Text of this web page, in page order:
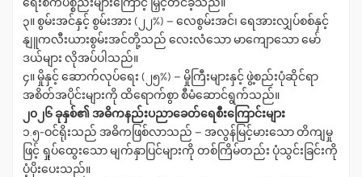
၃။ စွမ်းအင်နှင့် စွမ်းအား (၂၂%) – လေစွမ်းအင်၊ ရေအားလျှပ်စစ်နှင့်
နျူကလီးယားစွမ်းအင်တို့သည် လေးလံသော မာကျောသော မော်
ဒယ်များ လိုအပ်ပါသည်။
၄။ မှိုနှင့် ဆောက်လုပ်ရေး (၂၅%) – မှိုကြီးများနှင့် ဖွဲ့စည်းပုံဆိုင်ရာ
အစိတ်အပိုင်းများကို ထိရောက်စွာ စီမံဆောင်ရွက်သည်။
၂၀၂၆ ခုနှစ်၏ အဓိကနည်းပညာခေတ်ရေစီးကြောင်းများ
၁.၅-ဝင်ရိုးသည် အဓိကဖြစ်လာသည် – အလွန်မြင့်မားသော တိကျမှု
ဖြင့် ရှုပ်ထွေးသော မျက်နှာပြင်များကို တစ်ကြိမ်တည်း ပုံသွင်းခြင်းကို
ပံ့ပိုးပေးသည်။